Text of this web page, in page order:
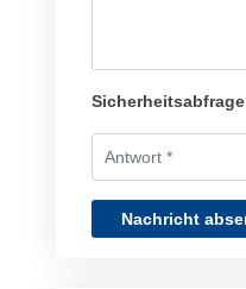
Nachricht